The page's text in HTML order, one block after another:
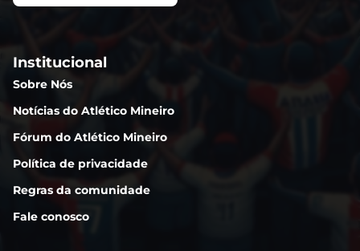
Institucional
Sobre Nós
Notícias do Atlético Mineiro
Fórum do Atlético Mineiro
Política de privacidade
Regras da comunidade
Fale conosco